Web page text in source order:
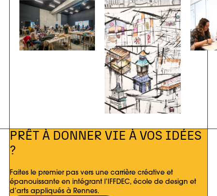
PRÊT À DONNER VIE À VOS IDÉES
?
Faites le premier pas vers une carrière créative et
épanouissante en intégrant l’IFFDEC, école de design et
d’arts appliqués à Rennes.